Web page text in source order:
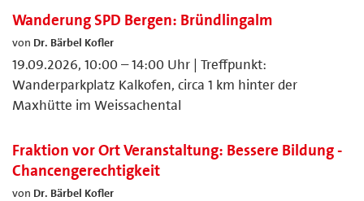
Wanderung SPD Bergen: Bründlingalm
von Dr. Bärbel Kofler
19.09.2026, 10:00 – 14:00 Uhr | Treffpunkt:
Wanderparkplatz Kalkofen, circa 1 km hinter der
Maxhütte im Weissachental
Fraktion vor Ort Veranstaltung: Bessere Bildung -
Chancengerechtigkeit
von Dr. Bärbel Kofler